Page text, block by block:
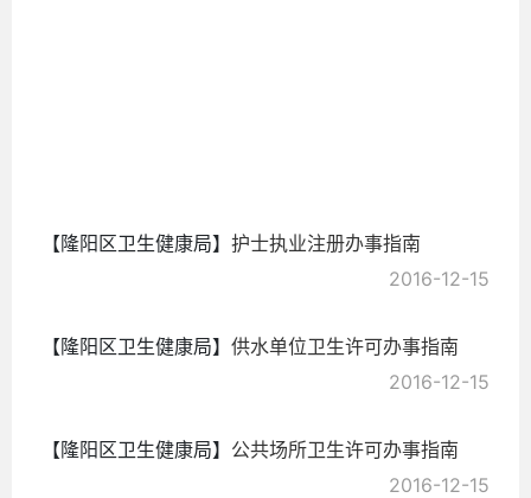
【隆阳区卫生健康局】 护士执业注册办事指南
2016-12-15
【隆阳区卫生健康局】 供水单位卫生许可办事指南
2016-12-15
【隆阳区卫生健康局】 公共场所卫生许可办事指南
2016-12-15